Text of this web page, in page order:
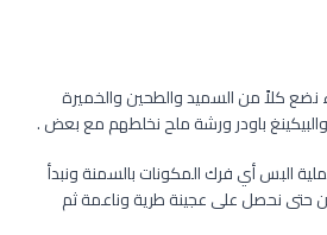
نضع كلاً من السميد والطحين والخميرة
باودر ورشة ملح نخلطهم مع بعض .
البس أي فرك المكونات بالسمنة ونبدأ
حتى نحصل على عجينة طرية وناعمة ثم